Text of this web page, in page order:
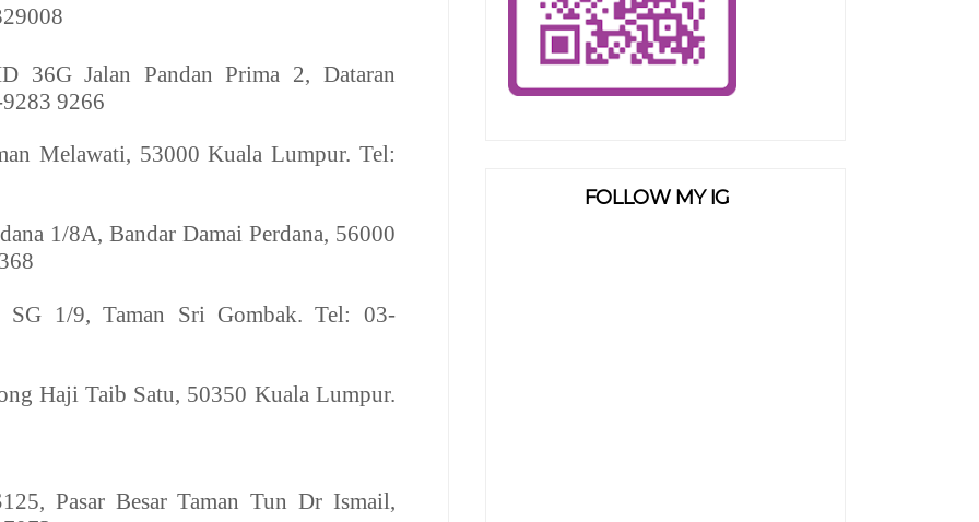
36G Jalan Pandan Prima 2, Dataran
9266
Melawati, 53000 Kuala Lumpur. Tel:
1/8A, Bandar Damai Perdana, 56000
1/9, Taman Sri Gombak. Tel: 03-
Haji Taib Satu, 50350 Kuala Lumpur.
Pasar Besar Taman Tun Dr Ismail,
FOLLOW MY IG